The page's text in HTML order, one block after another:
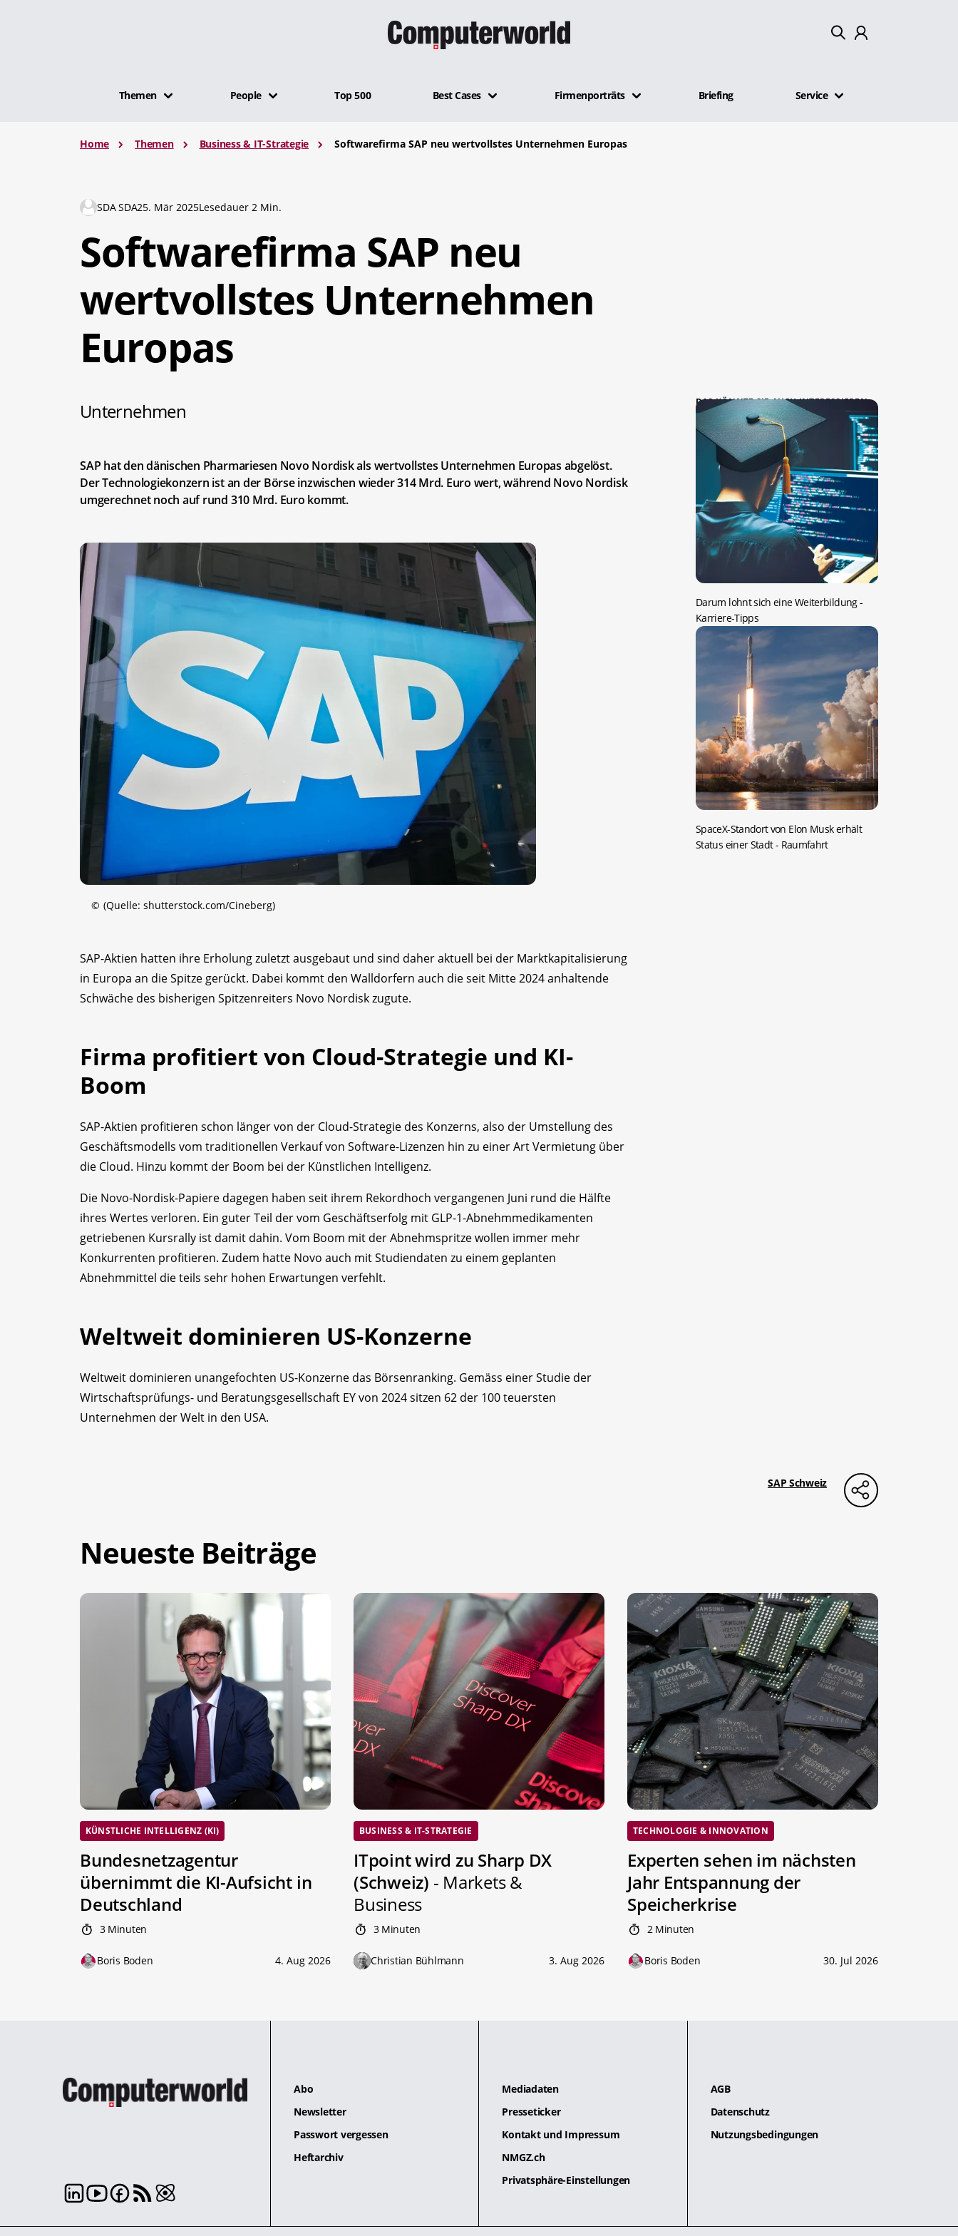
Themen People Top 500 Best Cases Firmenporträts Briefing Service
Home Themen Business & IT-Strategie Softwarefirma SAP neu wertvollstes Unternehmen Europas
SDA SDA25. Mär 2025Lesedauer 2 Min.
Softwarefirma SAP neu
wertvollstes Unternehmen
Europas
Unternehmen
SAP hat den dänischen Pharmariesen Novo Nordisk als wertvollstes Unternehmen Europas abgelöst.
Der Technologiekonzern ist an der Börse inzwischen wieder 314 Mrd. Euro wert, während Novo Nordisk
umgerechnet noch auf rund 310 Mrd. Euro kommt.
© (Quelle: shutterstock.com/Cineberg)
SAP-Aktien hatten ihre Erholung zuletzt ausgebaut und sind daher aktuell bei der Marktkapitalisierung
in Europa an die Spitze gerückt. Dabei kommt den Walldorfern auch die seit Mitte 2024 anhaltende
Schwäche des bisherigen Spitzenreiters Novo Nordisk zugute.
Firma profitiert von Cloud-Strategie und KI-
Boom
SAP-Aktien profitieren schon länger von der Cloud-Strategie des Konzerns, also der Umstellung des
Geschäftsmodells vom traditionellen Verkauf von Software-Lizenzen hin zu einer Art Vermietung über
die Cloud. Hinzu kommt der Boom bei der Künstlichen Intelligenz.
Die Novo-Nordisk-Papiere dagegen haben seit ihrem Rekordhoch vergangenen Juni rund die Hälfte
ihres Wertes verloren. Ein guter Teil der vom Geschäftserfolg mit GLP-1-Abnehmmedikamenten
getriebenen Kursrally ist damit dahin. Vom Boom mit der Abnehmspritze wollen immer mehr
Konkurrenten profitieren. Zudem hatte Novo auch mit Studiendaten zu einem geplanten
Abnehmmittel die teils sehr hohen Erwartungen verfehlt.
Weltweit dominieren US-Konzerne
Weltweit dominieren unangefochten US-Konzerne das Börsenranking. Gemäss einer Studie der
Wirtschaftsprüfungs- und Beratungsgesellschaft EY von 2024 sitzen 62 der 100 teuersten
Unternehmen der Welt in den USA.
DAS KÖNNTE SIE AUCH INTERESSIEREN:
Darum lohnt sich eine Weiterbildung-
Karriere-Tipps
SpaceX-Standort von Elon Musk erhält
Status einer Stadt- Raumfahrt
SAP Schweiz
Neueste Beiträge
KÜNSTLICHE INTELLIGENZ (KI)
Bundesnetzagentur
übernimmt die KI-Aufsicht in
Deutschland
3 Minuten
Boris Boden 4. Aug 2026
BUSINESS & IT-STRATEGIE
ITpoint wird zu Sharp DX
(Schweiz) - Markets &
Business
3 Minuten
Christian Bühlmann 3. Aug 2026
TECHNOLOGIE & INNOVATION
Experten sehen im nächsten
Jahr Entspannung der
Speicherkrise
2 Minuten
Boris Boden 30. Jul 2026
Abo
Newsletter
Passwort vergessen
Heftarchiv
Mediadaten
Presseticker
Kontakt und Impressum
NMGZ.ch
Privatsphäre-Einstellungen
AGB
Datenschutz
Nutzungsbedingungen